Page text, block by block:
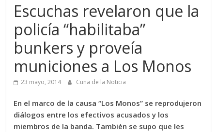
Escuchas revelaron que la
policía “habilitaba”
bunkers y proveía
municiones a Los Monos
23 mayo, 2014 Cuna de la Noticia
En el marco de la causa “Los Monos” se reprodujeron
diálogos entre los efectivos acusados y los
miembros de la banda. También se supo que les